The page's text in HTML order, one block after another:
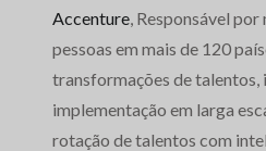
Accenture, Responsável
pessoas em mais de 120
transformações de talentos,
implementação em larga
rotação de talentos com